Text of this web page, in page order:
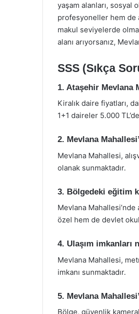
yaşam alanları, sosyal
profesyoneller hem de
makul seviyelerde
alanı arıyorsanız,
SSS (Sıkça
1. Ataşehir Mevlana
Kiralık daire fiyatları,
1+1 daireler 5.000
2. Mevlana
Mevlana Mahallesi,
olanak sunmaktadır.
3. Bölgedeki eğitim
Mevlana
özel hem de devlet
4. Ulaşım imkanları
Mevlana Mahallesi,
imkanı sunmaktadır.
5. Mevlana
Bölge, güvenlik